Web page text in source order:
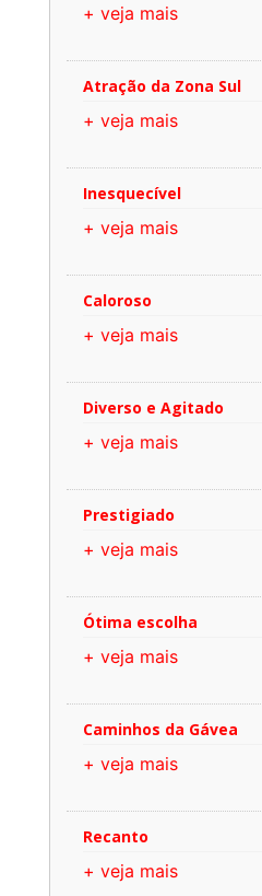
+ veja mais
Atração da Zona Sul
+ veja mais
Inesquecível
+ veja mais
Caloroso
+ veja mais
Diverso e Agitado
+ veja mais
Prestigiado
+ veja mais
Ótima escolha
+ veja mais
Caminhos da Gávea
+ veja mais
Recanto
+ veja mais